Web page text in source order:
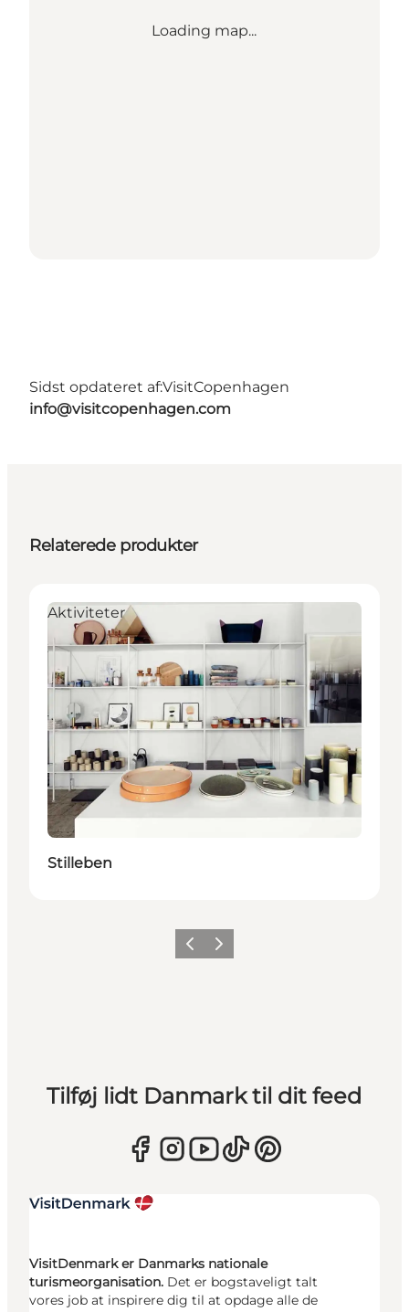
Loading map...
Sidst opdateret af:VisitCopenhagen
info@visitcopenhagen.com
Relaterede produkter
Aktiviteter
Stilleben
ForrigeNæste
Tilføj lidt Danmark til dit feed
VisitDenmark er Danmarks nationale
turismeorganisation. Det er bogstaveligt talt
vores job at inspirere dig til at opdage alle de